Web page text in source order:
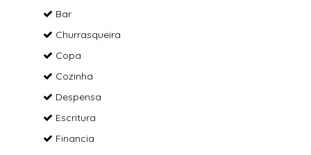
Bar
Churrasqueira
Copa
Cozinha
Despensa
Escritura
Financia